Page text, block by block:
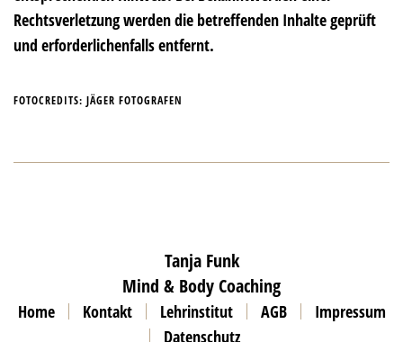
Rechtsverletzung werden die betreffenden Inhalte geprüft
und erforderlichenfalls entfernt.
FOTOCREDITS: JÄGER FOTOGRAFEN
Tanja Funk
Mind & Body Coaching
Home Kontakt Lehrinstitut AGB
Impressum
Datenschutz